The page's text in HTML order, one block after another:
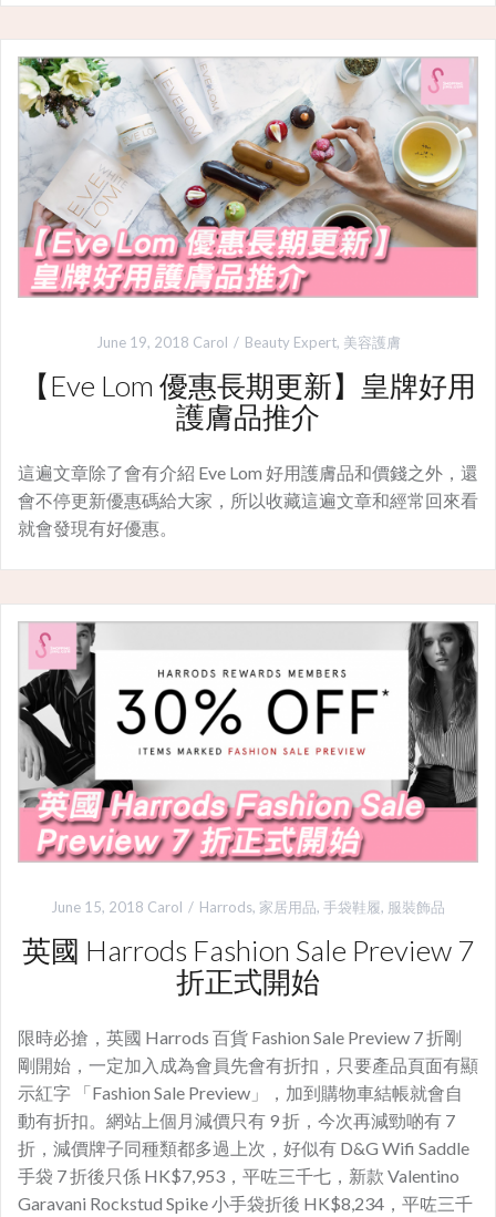
June 19, 2018 Carol Beauty Expert, 美容護膚
【Eve Lom 優惠長期更新】皇牌好用
護膚品推介
這遍文章除了會有介紹 Eve Lom 好用護膚品和價錢之外，還
會不停更新優惠碼給大家，所以收藏這遍文章和經常回來看
就會發現有好優惠。
June 15, 2018 Carol Harrods, 家居用品, 手袋鞋履, 服裝飾品
英國 Harrods Fashion Sale Preview 7
折正式開始
限時必搶，英國 Harrods 百貨 Fashion Sale Preview 7 折剛
剛開始，一定加入成為會員先會有折扣，只要產品頁面有顯
示紅字 「Fashion Sale Preview」，加到購物車結帳就會自
動有折扣。網站上個月減價只有 9 折，今次再減勁啲有 7
折，減價牌子同種類都多過上次，好似有 D&G Wifi Saddle
手袋 7 折後只係 HK$7,953，平咗三千七，新款 Valentino
Garavani Rockstud Spike 小手袋折後 HK$8,234，平咗三千